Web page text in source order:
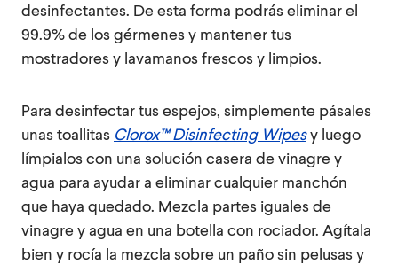
desinfectantes. De esta forma podrás eliminar el
99.9% de los gérmenes y mantener tus
mostradores y lavamanos frescos y limpios.
Para desinfectar tus espejos, simplemente pásales
unas toallitas Clorox™ Disinfecting Wipesy luego
límpialos con una solución casera de vinagre y
agua para ayudar a eliminar cualquier manchón
que haya quedado. Mezcla partes iguales de
vinagre y agua en una botella con rociador. Agítala
bien y rocía la mezcla sobre un paño sin pelusas y